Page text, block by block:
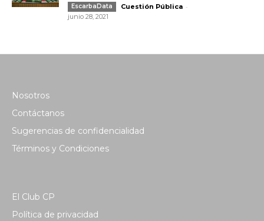
EscarbaData Cuestión Pública -
junio 28, 2021
Nosotros
Contáctanos
Sugerencias de confidencialidad
Términos y Condiciones
El Club CP
Política de privacidad